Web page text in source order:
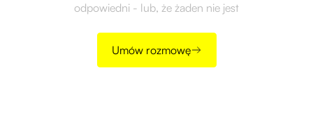
odpowiedni - lub, że żaden nie jest
Umów rozmowę